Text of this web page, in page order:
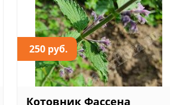
250 руб.
Котовник Фассена